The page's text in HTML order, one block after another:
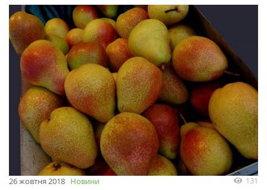
26 жовтня 2018 Новини 131